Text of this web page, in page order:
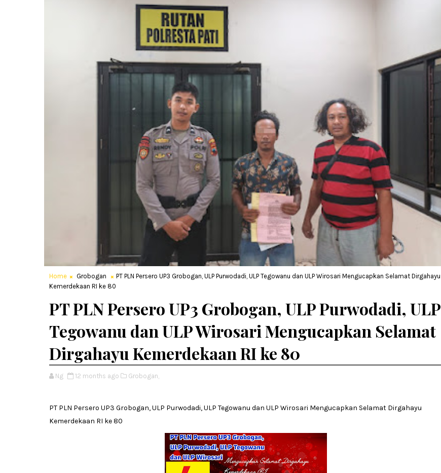
Home Grobogan
PT PLN Persero UP3 Grobogan, ULP Purwodadi, ULP Tegowanu dan ULP Wirosari Mengucapkan Selamat Dirgahayu
Kemerdekaan RI ke 80
PT PLN Persero UP3 Grobogan, ULP Purwodadi, ULP
Tegowanu dan ULP Wirosari Mengucapkan Selamat
Dirgahayu Kemerdekaan RI ke 80
Ng 12 months ago Grobogan,
PT PLN Persero UP3 Grobogan, ULP Purwodadi, ULP Tegowanu dan ULP Wirosari Mengucapkan Selamat Dirgahayu
Kemerdekaan RI ke 80